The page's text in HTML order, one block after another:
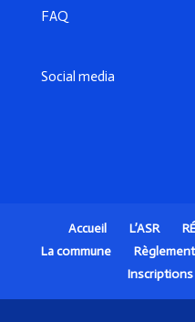
FAQ
Social media
Accueil L’ASR
La commune
Règlement
Inscriptions